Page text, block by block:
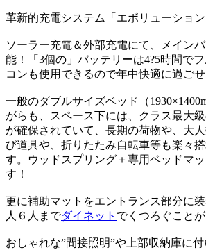
革新的充電システム「エボリューション
ソーラー充電＆外部充電にて、メイン
能！「3個の」バッテリーは4?5時間で
コンも使用できるので年中快適に過ごせ
一般のダブルサイズベッド（
がらも、スペース下には、クラス最大
が確保されていて、長期の荷物や、大
び道具や、折りたたみ自転車等も楽々
す。ウッドスプリング＋専用ベッドマ
す！
更に補助マットをエントランス部分に
人６人までダイネット でくつろぐことが
おしゃれな”間接照明”や上部収納庫に